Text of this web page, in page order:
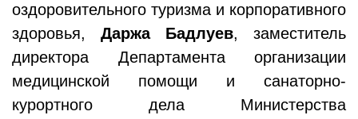
оздоровительного туризма и корпоративного
здоровья, Даржа Бадлуев, заместитель
директора Департамента организации
медицинской помощи и санаторно-
курортного дела Министерства